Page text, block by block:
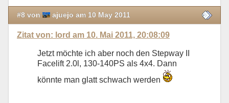
#8 von ajuejo am 10 May 2011
Zitat von: lord am 10. Mai 2011, 20:08:09
Jetzt möchte ich aber noch den Stepway II
Facelift 2.0l, 130-140PS als 4x4. Dann
könnte man glatt schwach werden